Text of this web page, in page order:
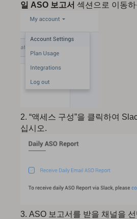
일 ASO 보고서 섹션으로 이동
“액세스 구성”을 클릭하여
십시오.
ASO 보고서를 받을 채널을